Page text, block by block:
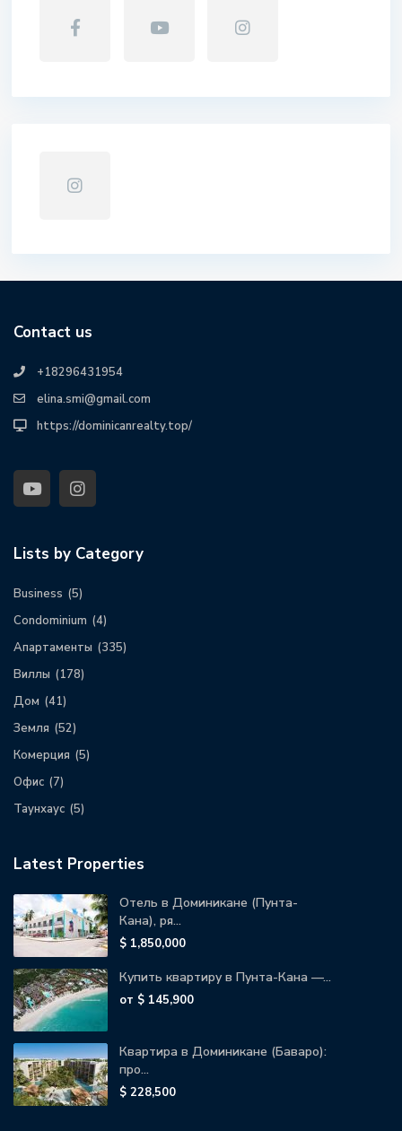
Contact us
+18296431954
elina.smi@gmail.com
https://dominicanrealty.top/
Lists by Category
Business (5)
Condominium (4)
Апартаменты (335)
Виллы (178)
Дом (41)
Земля (52)
Комерция (5)
Офис (7)
Таунхаус (5)
Latest Properties
Отель в Доминикане (Пунта-
Кана), ря...
$ 1,850,000
Купить квартиру в Пунта-Кана —...
от $ 145,900
Квартира в Доминикане (Баваро):
про...
$ 228,500